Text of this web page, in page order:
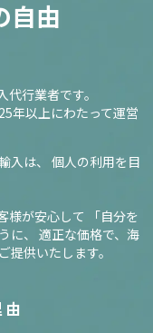
自由
行業者です。
25年以上にわたって運営
は、
個人の利用を目
様が安心して
「自分を
、
適正な価格で、海
供いたします。